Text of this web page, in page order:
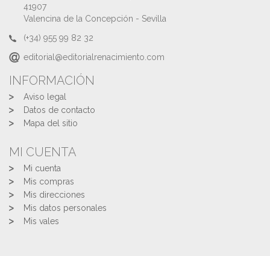
41907
Valencina de la Concepción - Sevilla
(+34) 955 99 82 32
editorial@editorialrenacimiento.com
INFORMACIÓN
Aviso legal
Datos de contacto
Mapa del sitio
MI CUENTA
Mi cuenta
Mis compras
Mis direcciones
Mis datos personales
Mis vales